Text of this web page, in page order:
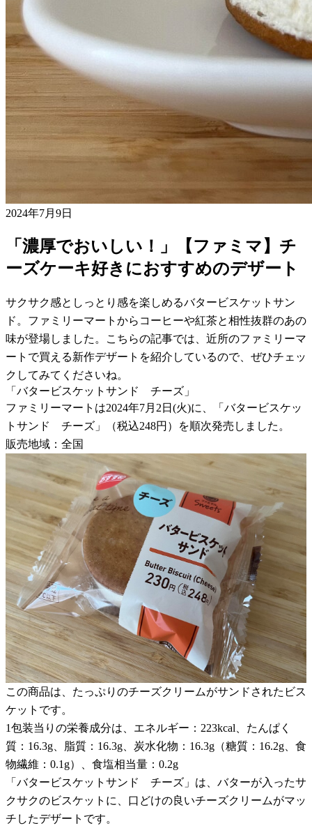
2024年7月9日
「濃厚でおいしい！」【ファミマ】チ
ーズケーキ好きにおすすめのデザート
サクサク感としっとり感を楽しめるバタービスケットサン
ド。ファミリーマートからコーヒーや紅茶と相性抜群のあの
味が登場しました。こちらの記事では、近所のファミリーマ
ートで買える新作デザートを紹介しているので、ぜひチェッ
クしてみてくださいね。
「バタービスケットサンド チーズ」
ファミリーマートは2024年7月2日(火)に、「バタービスケッ
トサンド チーズ」（税込248円）を順次発売しました。
販売地域：全国
この商品は、たっぷりのチーズクリームがサンドされたビス
ケットです。
1包装当りの栄養成分は、エネルギー：223kcal、たんぱく
質：16.3g、脂質：16.3g、炭水化物：16.3g（糖質：16.2g、食
物繊維：0.1g）、食塩相当量：0.2g
「バタービスケットサンド チーズ」は、バターが入ったサ
クサクのビスケットに、口どけの良いチーズクリームがマッ
チしたデザートです。